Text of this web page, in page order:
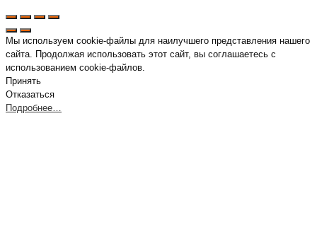
Мы используем cookie-файлы для наилучшего представления нашего
сайта. Продолжая использовать этот сайт, вы соглашаетесь с
использованием cookie-файлов.
Принять
Отказаться
Подробнее…